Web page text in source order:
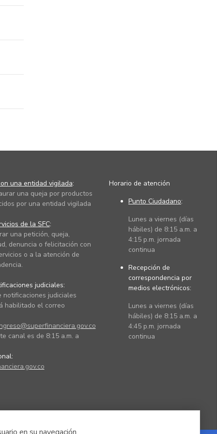
una entidad vigilada:
una queja por productos
por una entidad vigilada
de la SFC:
una petición, queja,
denuncia o felicitación con
o a la atención de
judiciales:
notificaciones judiciales
habilitado el correo
canal es de 8:15 a.m. a
Horario de atención
Punto Ciudadano:
Lunes a viernes (días
hábiles) de 8:15 a.m. a
4:15 p.m. jornada
continua
Recepción de
correspondencia por
medios electrónicos:
Lunes a viernes (días
hábiles) de 8:15 a.m. a
4:45 p.m. jornada
continua